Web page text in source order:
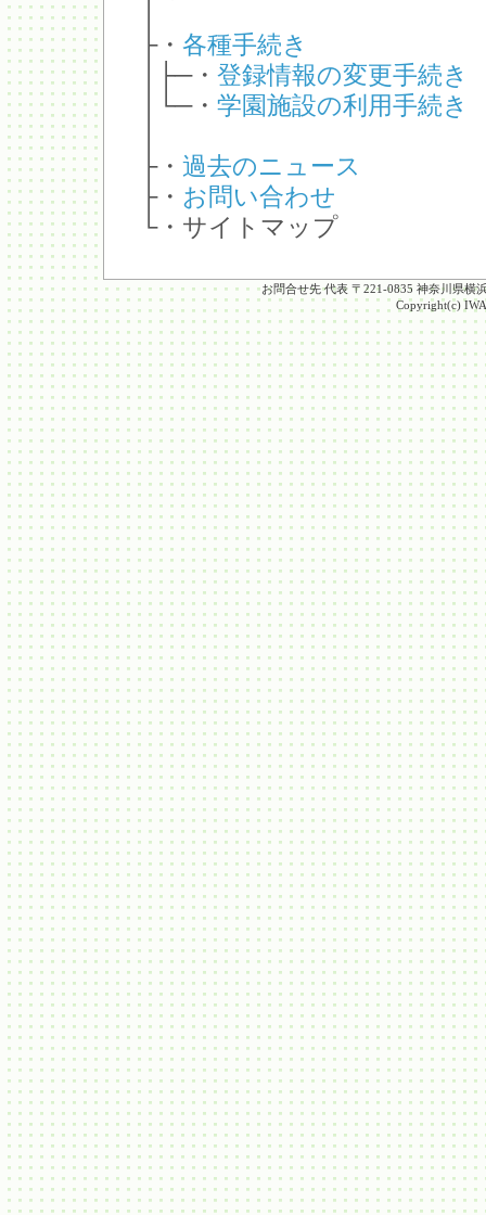
├・ 各種手続き
│├─・ 登録情報の変更手続き
│└─・ 学園施設の利用手続き
├・ 過去のニュース
├・ お問い合わせ
└・サイトマップ
お問合せ先 代表 〒221-0835 神奈川県横
Copyright(c)